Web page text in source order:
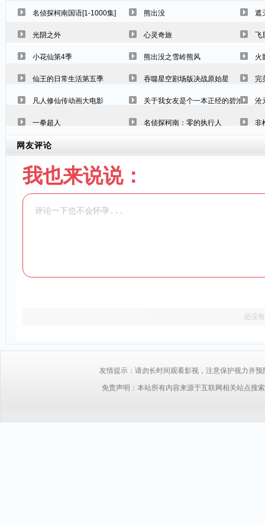
名侦探柯南国语[1-1000集] 熊出没 遮
光阴之外 心灵奇旅 飞
小花仙第4季 熊出没之雪岭熊风 火
仙王的日常生活第五季 吞噬星空剧场版决战原始星 完
凡人修仙传动画大电影 关于我女友是个一本正经的碧池这件事
沧
一拳超人 名侦探柯南：零的执行人 非
网友评论
我也来说说：
还没
友情提示：请勿长时间观看影视，注意保护视力并
免责声明：本站所有内容来源于互联网相关站点搜